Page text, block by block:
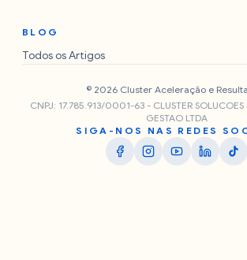
BLOG
Todos os Artigos
© 2026 Cluster Aceleração e
CNPJ: 17.785.913/0001-63 - CLUSTER SOLUCOES
GESTAO LTDA
SIGA-NOS NAS REDES